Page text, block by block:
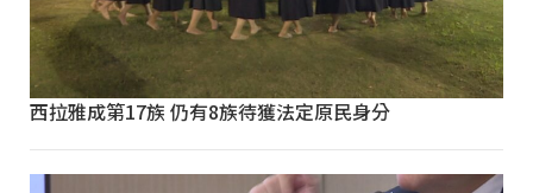
西拉雅成第17族 仍有8族待獲法定原民身分